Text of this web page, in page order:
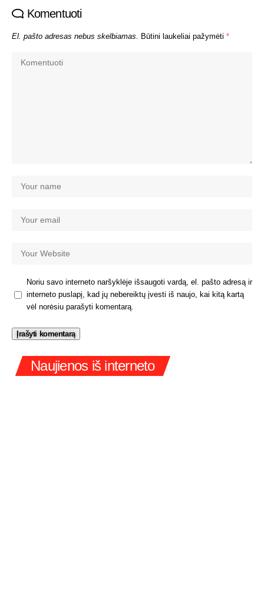
Komentuoti
El. pašto adresas nebus skelbiamas. Būtini laukeliai pažymėti *
Noriu savo interneto naršyklėje išsaugoti vardą, el. pašto adresą ir
interneto puslapį, kad jų nebereiktų įvesti iš naujo, kai kitą kartą
vėl norėsiu parašyti komentarą.
Naujienos iš interneto